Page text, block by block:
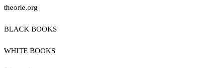
theorie.org
BLACK BOOKS
WHITE BOOKS